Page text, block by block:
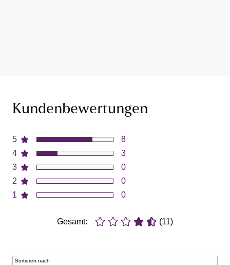
Kundenbewertungen
5
4
3
2
1
8
3
0
0
0
Gesamt: (11)
Sortieren nach